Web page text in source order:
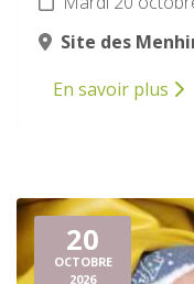
Site des
En savoir plus
20
OCTOBRE
2026